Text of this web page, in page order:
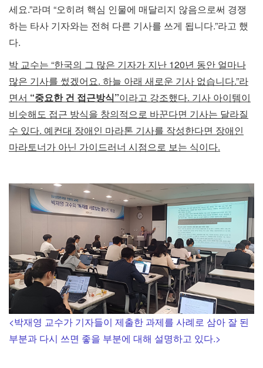
세요.”라며 “오히려 핵심 인물에 매달리지 않음으로써 경쟁
하는 타사 기자와는 전혀 다른 기사를 쓰게 됩니다.”라고 했
다.
박 교수는 “한국의 그 많은 기자가 지난 120년 동안 얼마나
많은 기사를 썼겠어요. 하늘 아래 새로운 기사 없습니다.”라
면서 “중요한 건 접근방식”이라고 강조했다. 기사 아이템이
비슷해도 접근 방식을 창의적으로 바꾼다면 기사는 달라질
수 있다. 예컨대 장애인 마라톤 기사를 작성한다면 장애인
마라토너가 아닌 가이드러너 시점으로 보는 식이다.
<박재영 교수가 기자들이 제출한 과제를 사례로 삼아 잘 된
부분과 다시 쓰면 좋을 부분에 대해 설명하고 있다.>